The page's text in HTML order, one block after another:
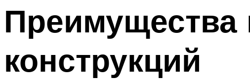
Преимущества
конструкций